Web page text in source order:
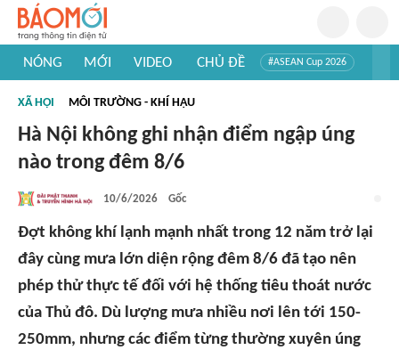
NÓNG MỚI VIDEO CHỦ ĐỀ #ASEAN Cup 2026
#Khám phá thế giới
XÃ HỘI MÔI TRƯỜNG - KHÍ HẬU
Hà Nội không ghi nhận điểm ngập úng
nào trong đêm 8/6
10/6/2026 Gốc
Đợt không khí lạnh mạnh nhất trong 12 năm trở lại
đây cùng mưa lớn diện rộng đêm 8/6 đã tạo nên
phép thử thực tế đối với hệ thống tiêu thoát nước
của Thủ đô. Dù lượng mưa nhiều nơi lên tới 150-
250mm, nhưng các điểm từng thường xuyên úng